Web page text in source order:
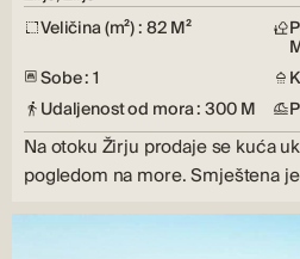
Veličina (m²) : 82 M²
Sobe : 1
Udaljenost od mora : 300 M
Na otoku Žirju prodaje se kuća
pogledom na more. Smještena